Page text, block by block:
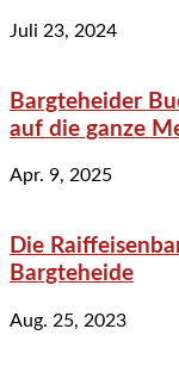
Juli 23, 2024
Bargteheider
auf die ganze
Apr. 9, 2025
Die
Bargteheide
Aug. 25, 2023